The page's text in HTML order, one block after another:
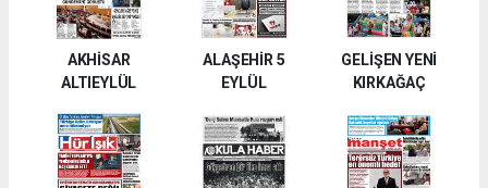
AKHİSAR
ALTIEYLÜL
ALAŞEHİR 5
EYLÜL
GELİŞEN YENİ
KIRKAĞAÇ